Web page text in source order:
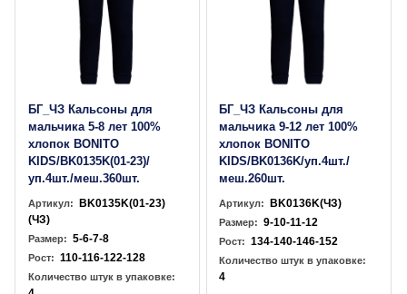
БГ_ЧЗ Кальсоны для
мальчика 5-8 лет 100%
хлопок BONITO
KIDS/BK0135K(01-23)/
уп.4шт./меш.360шт.
Артикул: BK0135K(01-23)
(ЧЗ)
Размер: 5-6-7-8
Рост: 110-116-122-128
Количество штук в упаковке:
БГ_ЧЗ Кальсоны для
мальчика 9-12 лет 100%
хлопок BONITO
KIDS/BK0136K/уп.4шт./
меш.260шт.
Артикул: BK0136K(ЧЗ)
Размер: 9-10-11-12
Рост: 134-140-146-152
Количество штук в упаковке:
4